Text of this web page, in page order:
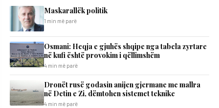
Maskarallëk politik
1 min më parë
Osmani: Heqja e gjuhës shqipe nga tabela zyrtare
në kufi është provokim i qëllimshëm
4 min më parë
Dronët rusë godasin anijen gjermane me mallra
në Detin e Zi, dëmtohen sistemet teknike
4 min më parë